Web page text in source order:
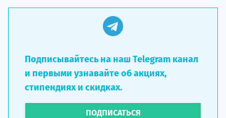
Подписывайтесь на наш Telegram канал
и первыми узнавайте об акциях,
стипендиях и скидках.
ПОДПИСАТЬСЯ